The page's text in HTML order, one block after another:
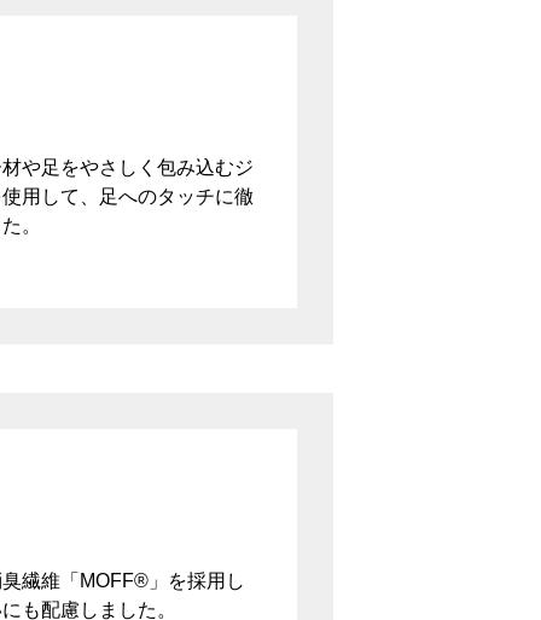
や足をやさしく包み込むジ
用して、足へのタッチに徹
。
繊維「MOFF® 」を採用し
も配慮しました。